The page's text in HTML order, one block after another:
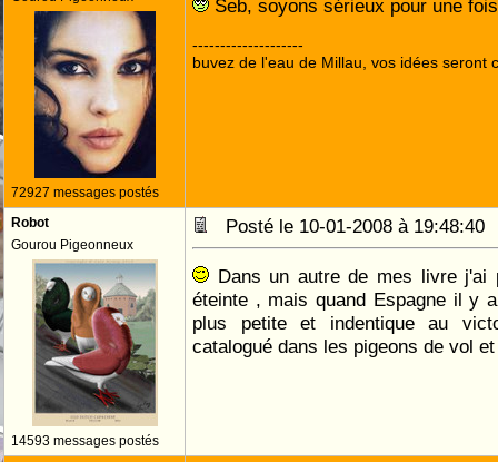
72927 messages postés
Seb, soyons sérieux pour une
--------------------
buvez de l'eau de Millau, vos idées seront
Robot
Gourou Pigeonneux
14593 messages postés
Posté le 10-01-2008 à
Dans un autre de mes livre
éteinte , mais quand Espagne il y
plus petite et indentique au
catalogué dans les pigeons de vol